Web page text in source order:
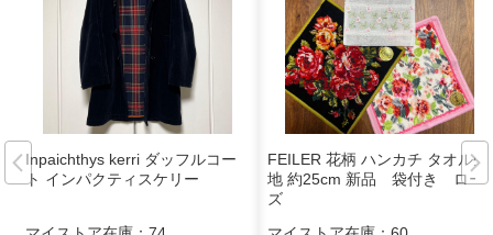
Inpaichthys kerri ダッフルコー
ト インパクティスケリー
FEILER 花柄 ハンカチ タオル生
地 約25cm 新品 袋付き ロー
ズ